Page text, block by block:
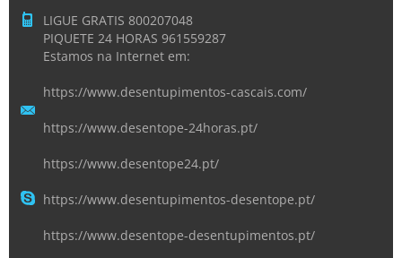
LIGUE GRATIS 800207048
PIQUETE 24 HORAS 961559287
Estamos na Internet em:
https://www.desentupimentos-cascais.com/
https://www.desentope-24horas.pt/
https://www.desentope24.pt/
https://www.desentupimentos-desentope.pt/
https://www.desentope-desentupimentos.pt/